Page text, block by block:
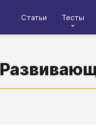
Статьи Тесты